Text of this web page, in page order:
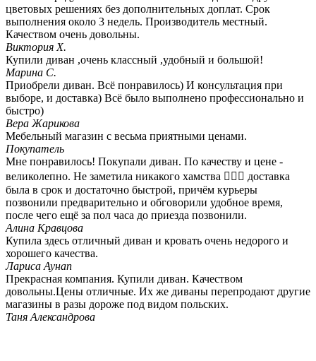
цветовых решениях без дополнительных доплат. Срок
выполнения около 3 недель. Производитель местный.
Качеством очень довольны.
Виктория Х.
Купили диван ,очень классный ,удобный и большой!
Марина С.
Приобрели диван. Всё понравилось) И консультация при
выборе, и доставка) Всё было выполнено профессионально и
быстро)
Вера Жарикова
Мебельный магазин с весьма приятными ценами.
Покупатель
Мне понравилось! Покупали диван. По качеству и цене -
великолепно. Не заметила никакого хамства 🤷🏻‍♀️ доставка
была в срок и достаточно быстрой, причём курьеры
позвонили предварительно и обговорили удобное время,
после чего ещё за пол часа до приезда позвонили.
Алина Кравцова
Купила здесь отличный диван и кровать очень недорого и
хорошего качества.
Лариса Аунап
Прекрасная компания. Купили диван. Качеством
довольны.Цены отличные. Их же диваны перепродают другие
магазины в разы дороже под видом польских.
Таня Александрова